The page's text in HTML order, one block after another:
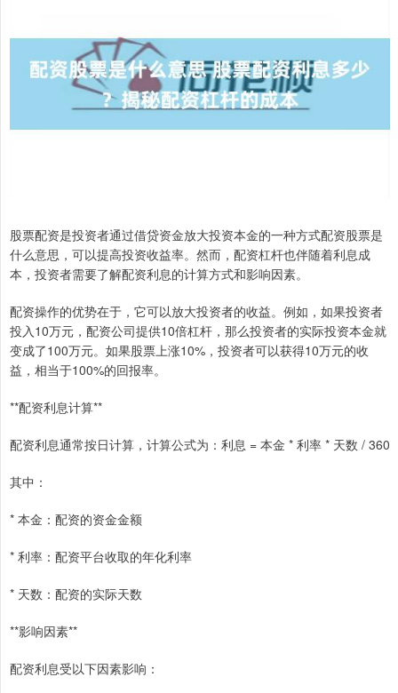
股票配资是投资者通过借贷资金放大投资本金的一种方式配资股票是
什么意思，可以提高投资收益率。然而，配资杠杆也伴随着利息成
本，投资者需要了解配资利息的计算方式和影响因素。
配资操作的优势在于，它可以放大投资者的收益。例如，如果投资者
投入10万元，配资公司提供10倍杠杆，那么投资者的实际投资本金就
变成了100万元。如果股票上涨10%，投资者可以获得10万元的收
益，相当于100%的回报率。
**配资利息计算**
配资利息通常按日计算，计算公式为：利息 = 本金 * 利率 * 天数 / 360
其中：
* 本金：配资的资金金额
* 利率：配资平台收取的年化利率
* 天数：配资的实际天数
**影响因素**
配资利息受以下因素影响：